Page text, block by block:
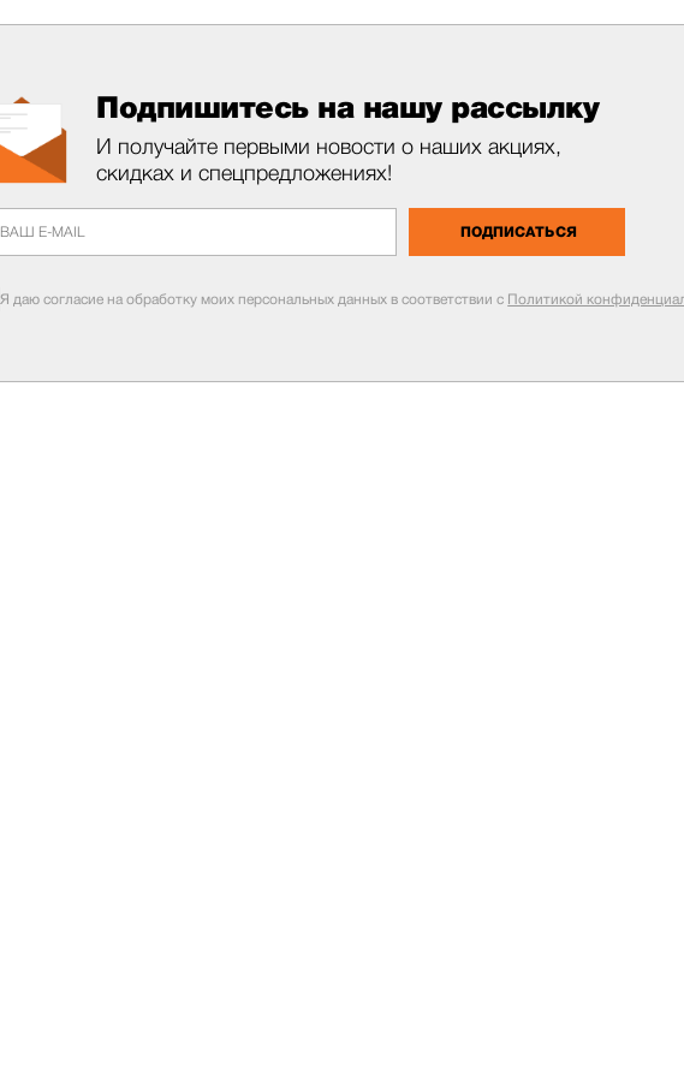
Подпишитесь на нашу рассылку
И получайте первыми новости о наших акциях,
скидках и спецпредложениях!
ПОДПИСАТЬСЯ
Я даю согласие на обработку моих персональных данных в соответствии с Политикой